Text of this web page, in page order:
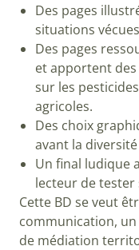
Des pages
situations
Des pages
et apportent
sur les
agricoles.
Des choix
avant la
Un final ludique
lecteur de tester
Cette BD se veut
communication,
de médiation